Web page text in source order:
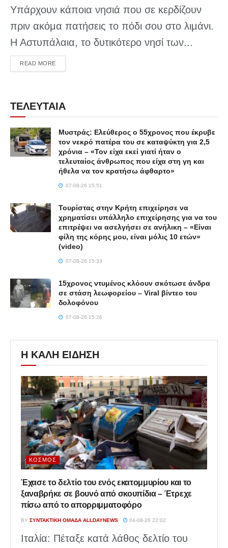
Υπάρχουν κάποια νησιά που σε κερδίζουν
πριν ακόμα πατήσεις το πόδι σου στο λιμάνι.
Η Αστυπάλαια, το δυτικότερο νησί των...
READ MOREDETAILS
ΤΕΛΕΥΤΑΙΑ
Μυστράς: Ελεύθερος ο 55χρονος που έκρυβε
τον νεκρό πατέρα του σε καταψύκτη για 2,5
χρόνια – «Τον είχα εκεί γιατί ήταν ο
τελευταίος άνθρωπος που είχα στη γη και
ήθελα να τον κρατήσω άφθαρτο»
07-08-26 15:51
Τουρίστας στην Κρήτη επιχείρησε να
χρηματίσει υπάλληλο επιχείρησης για να του
επιτρέψει να ασελγήσει σε ανήλικη – «Είναι
φίλη της κόρης μου, είναι μόλις 10 ετών»
(video)
07-08-26 15:33
15χρονος ντυμένος κλόουν σκότωσε άνδρα
σε στάση λεωφορείου – Viral βίντεο του
δολοφόνου
07-08-26 15:26
Η ΚΑΛΗ ΕΙΔΗΣΗ
ΚΌΣΜΟΣ
Έχασε το δελτίο του ενός εκατομμυρίου και το
ξαναβρήκε σε βουνό από σκουπίδια – Έτρεχε
πίσω από το απορριμματοφόρο
BY ΣΥΝΤΑΚΤΙΚΉ ΟΜΆΔΑ ALLDAYNEWS 04-08-26 22:02
Ιταλία: Πέταξε κατά λάθος δελτίο του